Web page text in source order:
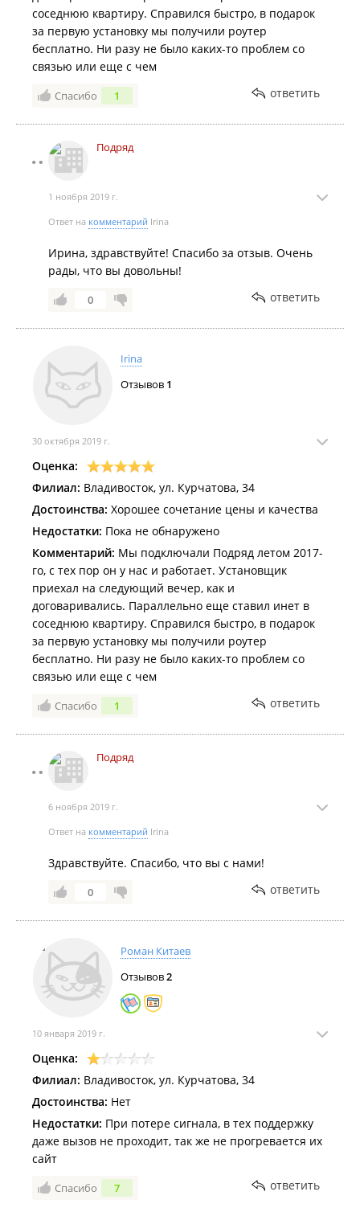
соседнюю квартиру. Справился быстро, в подарок
за первую установку мы получили роутер
бесплатно. Ни разу не было каких-то проблем со
связью или еще с чем
Спасибо 1 ответить
Подряд
1 ноября 2019 г.
Ответ на комментарий Irina
Ирина, здравствуйте! Спасибо за отзыв. Очень
рады, что вы довольны!
0 ответить
Irina
Отзывов 1
30 октября 2019 г.
Оценка:
Филиал: Владивосток, ул. Курчатова, 34
Достоинства: Хорошее сочетание цены и качества
Недостатки: Пока не обнаружено
Комментарий: Мы подключали Подряд летом 2017-
го, с тех пор он у нас и работает. Установщик
приехал на следующий вечер, как и
договаривались. Параллельно еще ставил инет в
соседнюю квартиру. Справился быстро, в подарок
за первую установку мы получили роутер
бесплатно. Ни разу не было каких-то проблем со
связью или еще с чем
Спасибо 1 ответить
Подряд
6 ноября 2019 г.
Ответ на комментарий Irina
Здравствуйте. Спасибо, что вы с нами!
0 ответить
Роман Китаев
Отзывов2
10 января 2019 г.
Оценка:
Филиал: Владивосток, ул. Курчатова, 34
Достоинства: Нет
Недостатки: При потере сигнала, в тех поддержку
даже вызов не проходит, так же не прогревается их
сайт
Спасибо 7 ответить